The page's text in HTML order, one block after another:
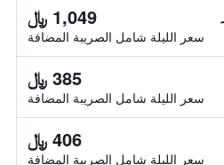
1,049 ﷼
سعر الليلة شامل الصريبة المضافة
385 ﷼
سعر الليلة شامل الصريبة المضافة
406 ﷼
سعر الليلة شامل الصريبة المضافة